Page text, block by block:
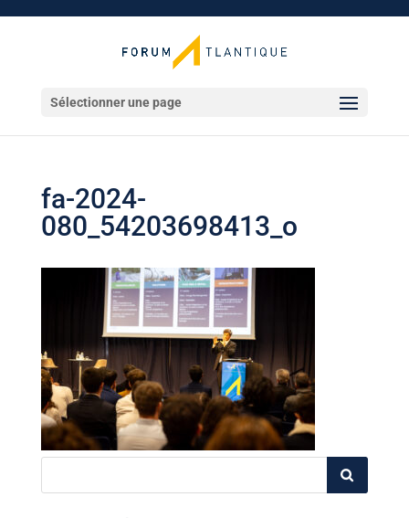
Sélectionner une page
fa-2024-
080_54203698413_o